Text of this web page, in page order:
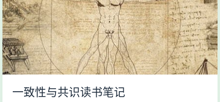
一致性与共识读书笔记